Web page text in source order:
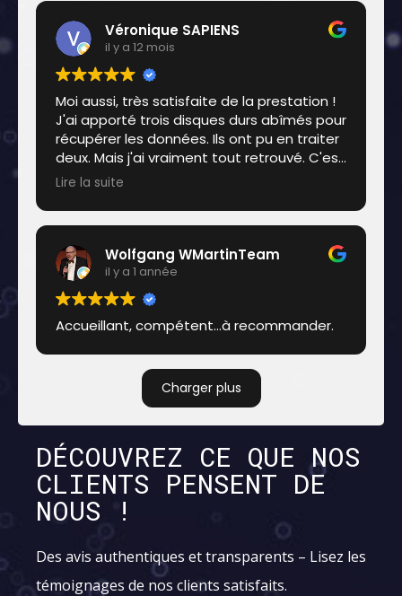
Véronique SAPIENS
il y a 12 mois
Moi aussi, très satisfaite de la prestation !
J'ai apporté trois disques durs abîmés pour
récupérer les données. Ils ont pu en traiter
deux. Mais j'ai vraiment tout retrouvé. C'est
chouette ! Ça a été rapide. Très
ai acheté un disque SSD qui lui, ne craint
Lire la suite
Wolfgang WMartinTeam
il y a 1 année
Accueillant, compétent...à recommander.
Charger plus
DÉCOUVREZ CE QUE NOS
CLIENTS PENSENT DE
NOUS !
Des avis authentiques et transparents – Lisez les
témoignages de nos clients satisfaits.